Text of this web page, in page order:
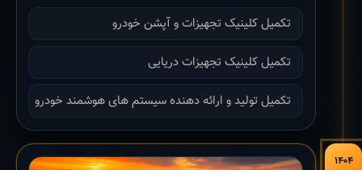
تکمیل کلینیک تجهیزات و آپشن خودرو
تکمیل کلینیک تجهیزات دریایی
تکمیل تولید و ارائه دهنده سیستم های هوشمند خودرو
۱۴۰۴